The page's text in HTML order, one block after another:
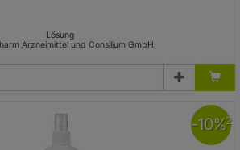
Lösung
Arzneimittel und Consilium GmbH
-10%2